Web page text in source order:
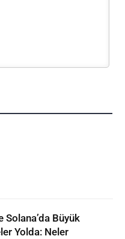
Solana’da Büyük
Yolda: Neler